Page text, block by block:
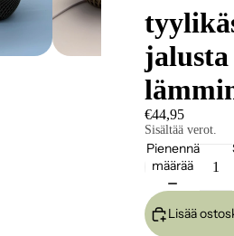
€44,95
Sisältää verot.
Pienennä
määrää
Lisää